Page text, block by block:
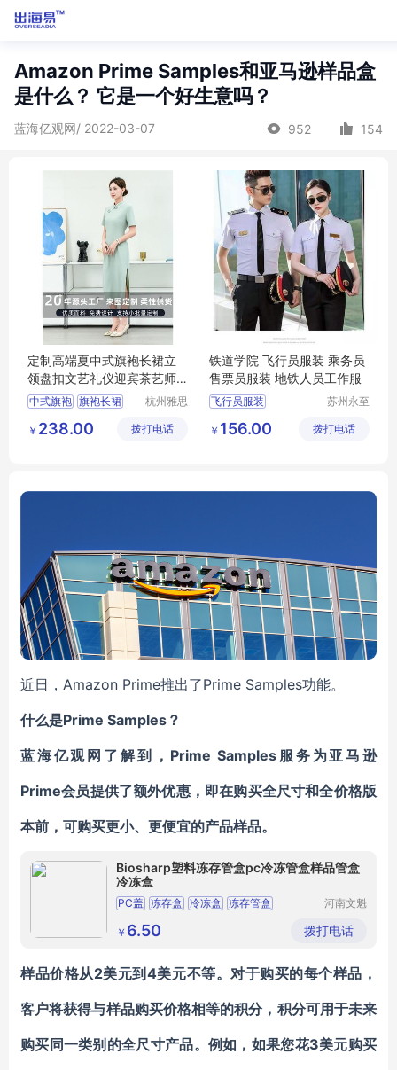
Amazon Prime Samples和亚马逊样品盒
是什么？ 它是一个好生意吗？
蓝海亿观网/ 2022-03-07 952 154
定制高端夏中式旗袍长裙立
领盘扣文艺礼仪迎宾茶艺师
服务员工作服
中式旗袍 旗袍长裙
茶艺师服务员
工作服
杭州雅思
饰有限公
￥ 238.00 拨打电话
铁道学院 飞行员服装 乘务员
售票员服装 地铁人员工作服
飞行员服装
地铁人员工作服
苏州永至
限公司
￥ 156.00 拨打电话
近日，Amazon Prime推出了Prime Samples功能。
什么是Prime Samples ？
蓝海亿观网了解到，Prime Samples服务为亚马逊
Prime会员提供了额外优惠，即在购买全尺寸和全价格版
本前， 可购买更小、更便宜的产品样品。
Biosharp塑料冻存管盒pc冷冻管盒样品管盒
冷冻盒
PC盖 冻存盒 冷冻盒 冻存管盒
河南文魁
公司
￥ 6.50 拨打电话
样品价格从2美元到4美元不等。对于购买的每个样品，
客户将获得与样品购买价格相等的积分，积分可用于未来
购买同一类别的全尺寸产品。例如，如果您花3美元购买